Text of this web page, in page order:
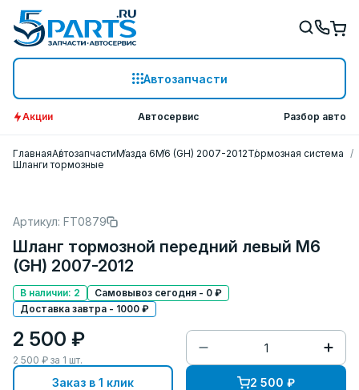
Автозапчасти
Акции Автосервис Разбор авто
ГлавнаяАвтозапчастиМазда 6M6 (GH) 2007-2012Тормозная система
Шланги тормозные
Артикул: FT0879
Шланг тормозной передний левый M6
(GH) 2007-2012
В наличии: 2
Самовывоз сегодня - 0 ₽
Доставка завтра - 1000 ₽
2 500 ₽
2 500 ₽ за 1 шт.
Заказ в 1 клик 2 500 ₽